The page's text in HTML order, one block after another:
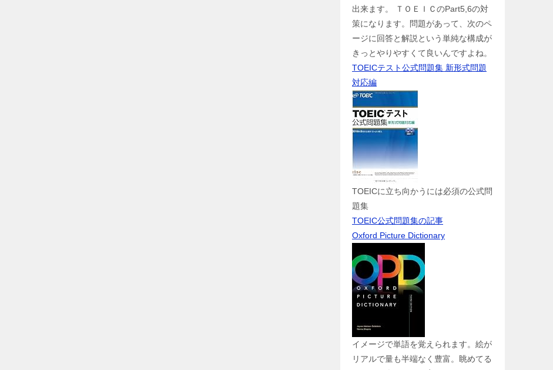
出来ます。 ＴＯＥＩＣのPart5,6の対
策になります。問題があって、次のペ
ージに回答と解説という単純な構成が
きっとやりやすくて良いんですよね。
TOEICテスト公式問題集 新形式問題
対応編
TOEICに立ち向かうには必須の公式問
題集
TOEIC公式問題集の記事
Oxford Picture Dictionary
イメージで単語を覚えられます。絵が
リアルで量も半端なく豊富。眺めてる